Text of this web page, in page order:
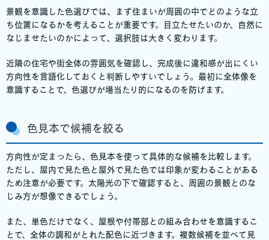
景観を意識した色選びでは、まず住まいが周囲の中でどのような立
ち位置になるかを考えることが重要です。目立たせたいのか、自然に
なじませたいのかによって、選択肢は大きく変わります。
近隣の住宅や街全体の雰囲気を確認し、完成後に違和感が出にくい
方向性を言語化しておくと判断しやすいでしょう。最初に全体像を
意識することで、色選びが場当たり的になるのを防げます。
色見本で候補を絞る
方向性が定まったら、色見本を使って具体的な候補を比較します。
ただし、屋内で見た色と屋外で見た色では印象が変わることがある
ため注意が必要です。太陽光の下で確認すると、周囲の景観とのな
じみ方が想像できるでしょう。
また、単色だけでなく、屋根や付帯部との組み合わせを意識するこ
とで、全体の調和がとれた配色に近づきます。複数候補を並べて見